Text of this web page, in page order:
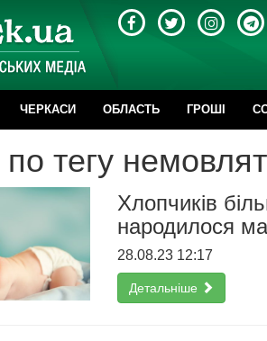
ЧЕРКАСИ ОБЛАСТЬ ГРОШІ
тегу
Хлопчиків
народилося
28.08.23 12:17
Детальніше